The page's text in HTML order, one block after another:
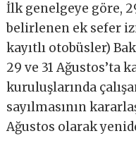
İlk genelgeye göre,
belirlenen ek sefer
kayıtlı otobüsler)
29 ve 31 Ağustos’ta
kuruluşlarında
sayılmasının
Ağustos olarak